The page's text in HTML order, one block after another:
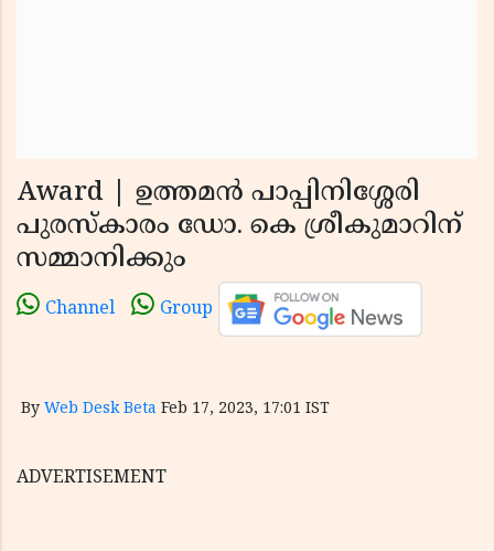
Award | ഉത്തമന്‍ പാപ്പിനിശ്ശേരി
പുരസ്‌കാരം ഡോ. കെ ശ്രീകുമാറിന്
സമ്മാനിക്കും
Channel Group
By Web Desk Beta Feb 17, 2023, 17:01 IST
ADVERTISEMENT